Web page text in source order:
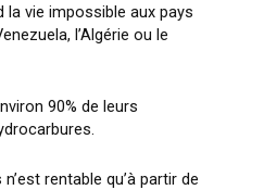
vie impossible aux pays
l’Algérie ou le
90% de leurs
rentable qu’à partir de